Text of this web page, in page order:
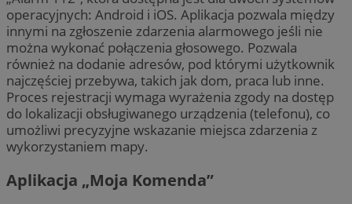
operacyjnych: Android i iOS. Aplikacja pozwala między
innymi na zgłoszenie zdarzenia alarmowego jeśli nie
można wykonać połączenia głosowego. Pozwala
również na dodanie adresów, pod którymi użytkownik
najczęściej przebywa, takich jak dom, praca lub inne.
Proces rejestracji wymaga wyrażenia zgody na dostęp
do lokalizacji obsługiwanego urządzenia (telefonu), co
umożliwi precyzyjne wskazanie miejsca zdarzenia z
wykorzystaniem mapy.
Aplikacja „Moja Komenda”